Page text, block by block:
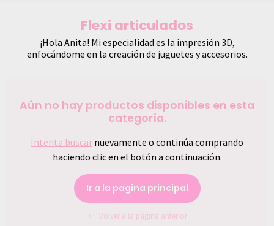
Flexi articulados
¡Hola Anita! Mi especialidad es la impresión 3D,
enfocándome en la creación de juguetes y accesorios.
Aún no hay productos disponibles en esta
categoría.
Intenta buscar nuevamente o continúa comprando
haciendo clic en el botón a continuación.
Ir a la pagina principal
Volver a la página anterior